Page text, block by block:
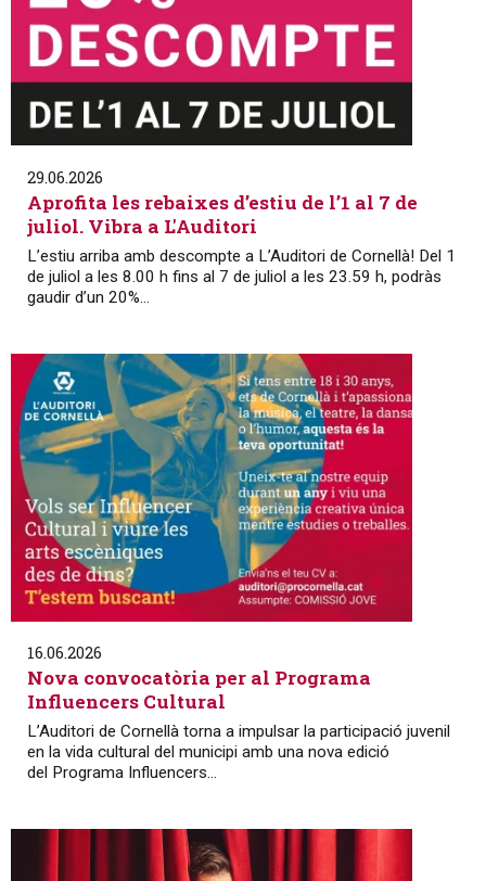
29.06.2026
Aprofita les rebaixes d’estiu de l’1 al 7 de
juliol. Vibra a L'Auditori
L’estiu arriba amb descompte a L’Auditori de Cornellà! Del 1
de juliol a les 8.00 h fins al 7 de juliol a les 23.59 h, podràs
gaudir d’un 20%...
16.06.2026
Nova convocatòria per al Programa
Influencers Cultural
L’Auditori de Cornellà torna a impulsar la participació juvenil
en la vida cultural del municipi amb una nova edició
del Programa Influencers...